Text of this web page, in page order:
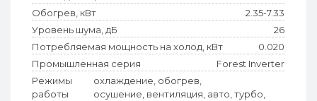
Обогрев, кВт
2.35-7.33
Уровень шума, дБ
26
Потребляемая мощность на холод, кВт
0.020
Промышленная серия
Forest Inverter
Режимы
работы
охлаждение, обогрев,
осушение, вентиляция, авто, турбо,